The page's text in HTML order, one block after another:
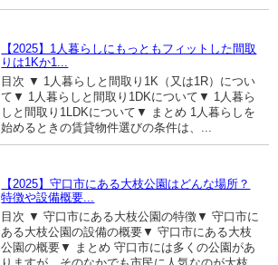
【2025】1人暮らしにもっともフィットした間取
りは1Kか1...
目次 ▼ 1人暮らしと間取り1K（又は1R）につい
て▼ 1人暮らしと間取り1DKについて▼ 1人暮ら
しと間取り1LDKについて▼ まとめ 1人暮らしを
始めるときの賃貸物件選びの条件は、...
【2025】守口市にある大枝公園はどんな場所？
特徴や設備概要...
目次 ▼ 守口市にある大枝公園の特徴▼ 守口市に
ある大枝公園の設備の概要▼ 守口市にある大枝
公園の概要▼ まとめ 守口市には多くの公園があ